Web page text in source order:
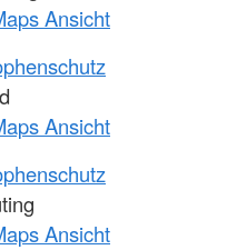
Ansicht
Ansicht
Ansicht